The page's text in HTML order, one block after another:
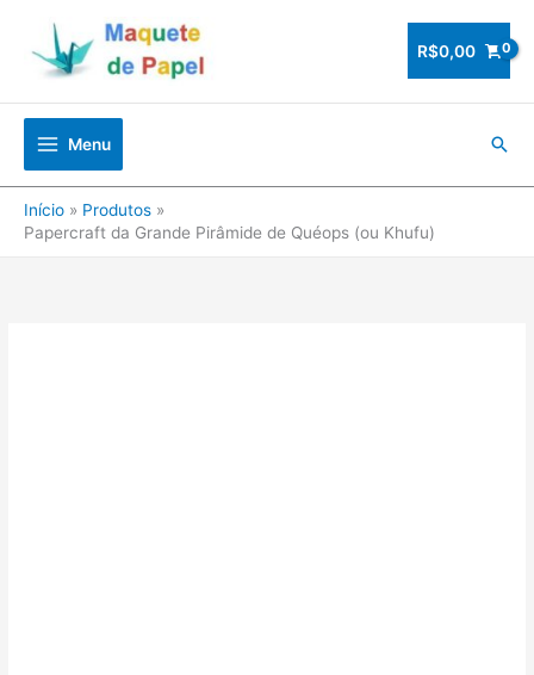
conteúdo
R$0,00
Menu
Início
Produtos
Papercraft da Grande Pirâmide de Quéops (ou Khufu)